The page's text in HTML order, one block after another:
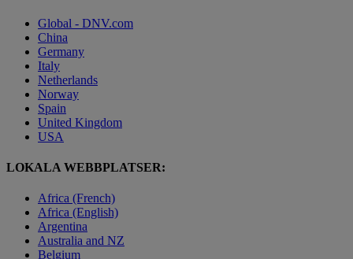
Global - DNV.com
China
Germany
Italy
Netherlands
Norway
Spain
United Kingdom
USA
LOKALA WEBBPLATSER:
Africa (French)
Africa (English)
Argentina
Australia and NZ
Belgium